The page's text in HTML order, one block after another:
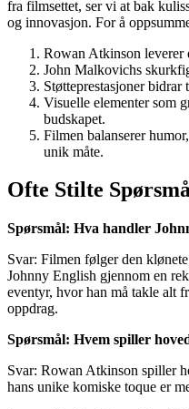
fra filmsettet, ser vi at bak
og innovasjon. For å
Rowan Atkinson leverer
John Malkovichs
Støtteprestasjoner bidrar
Visuelle elementer som
budskapet.
Filmen balanserer
unik måte.
Ofte Stilte
Spørsmål: Hva handler
Svar: Filmen følger den
Johnny English gjennom en
eventyr, hvor han må takle alt
oppdrag.
Spørsmål: Hvem spiller
Svar: Rowan Atkinson spiller
hans unike komiske toque er